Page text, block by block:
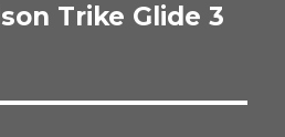
Trike Glide 3